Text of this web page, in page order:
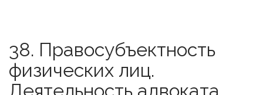
38. Правосубъектность
физических лиц.
Деятельность адвоката